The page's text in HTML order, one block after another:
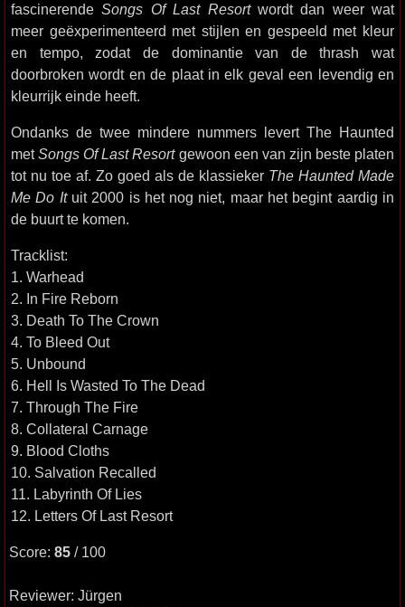
fascinerendeSongs Of Last Resortwordt dan weer wat
meer geëxperimenteerd met stijlen en gespeeld met kleur
en tempo, zodat de dominantie van de thrash wat
doorbroken wordt en de plaat in elk geval een levendig en
kleurrijk einde heeft.
Ondanks de twee mindere nummers levert The Haunted
metSongs Of Last Resortgewoon een van zijn beste platen
tot nu toe af. Zo goed als de klassieker The Haunted Made
Me Do Ituit 2000 is het nog niet, maar het begint aardig in
de buurt te komen.
Tracklist:
1. Warhead
2. In Fire Reborn
3. Death To The Crown
4. To Bleed Out
5. Unbound
6. Hell Is Wasted To The Dead
7. Through The Fire
8. Collateral Carnage
9. Blood Cloths
10. Salvation Recalled
11. Labyrinth Of Lies
12. Letters Of Last Resort
Score: 85 / 100
Reviewer: Jürgen